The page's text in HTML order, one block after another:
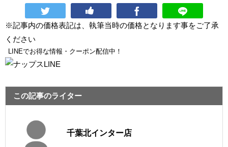
※記事内の価格表記は、執筆当時の価格となります事をご了承
ください
LINEでお得な情報・クーポン配信中！
この記事のライター
千葉北インター店